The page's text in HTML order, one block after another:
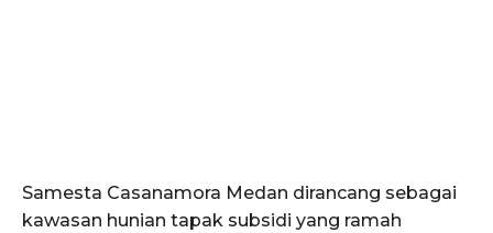
Samesta Casanamora Medan dirancang sebagai
kawasan hunian tapak subsidi yang ramah